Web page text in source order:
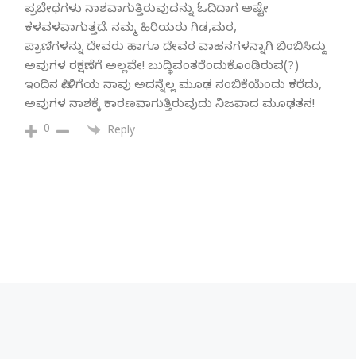
ಪ್ರಬೇಧಗಳು ನಾಶವಾಗುತ್ತಿರುವುದನ್ನು ಓದಿದಾಗ ಅಷ್ಟೇ
ಕಳವಳವಾಗುತ್ತದೆ. ನಮ್ಮ ಹಿರಿಯರು ಗಿಡ,ಮರ,
ಪ್ರಾಣಿಗಳನ್ನು ದೇವರು ಹಾಗೂ ದೇವರ ವಾಹನಗಳನ್ನಾಗಿ ಬಿಂಬಿಸಿದ್ದು
ಅವುಗಳ ರಕ್ಷಣೆಗೆ ಅಲ್ಲವೇ! ಬುದ್ಧಿವಂತರೆಂದುಕೊಂಡಿರುವ(?)
ಇಂದಿನ ಪೀಳಿಗೆಯ ನಾವು ಅದನ್ನೆಲ್ಲ ಮೂಢ ನಂಬಿಕೆಯೆಂದು ಕರೆದು,
ಅವುಗಳ ನಾಶಕ್ಕೆ ಕಾರಣವಾಗುತ್ತಿರುವುದು ನಿಜವಾದ ಮೂಢತನ!
0 Reply